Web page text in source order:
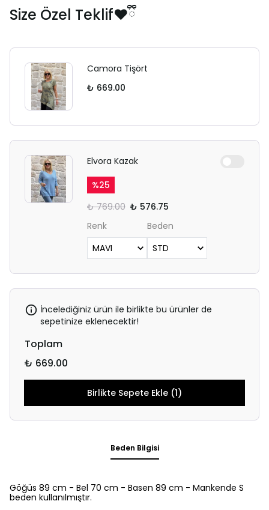
Size Özel Teklif❤️ྀི
Camora Tişört
₺ 669.00
Elvora Kazak
%25
₺ 769.00 ₺ 576.75
Renk
Beden
İncelediğiniz ürün ile birlikte bu ürünler de
sepetinize eklenecektir!
Toplam
₺ 669.00
Birlikte Sepete Ekle (1)
Beden Bilgisi
Göğüs 89 cm - Bel 70 cm - Basen 89 cm - Mankende S
beden kullanılmıştır.